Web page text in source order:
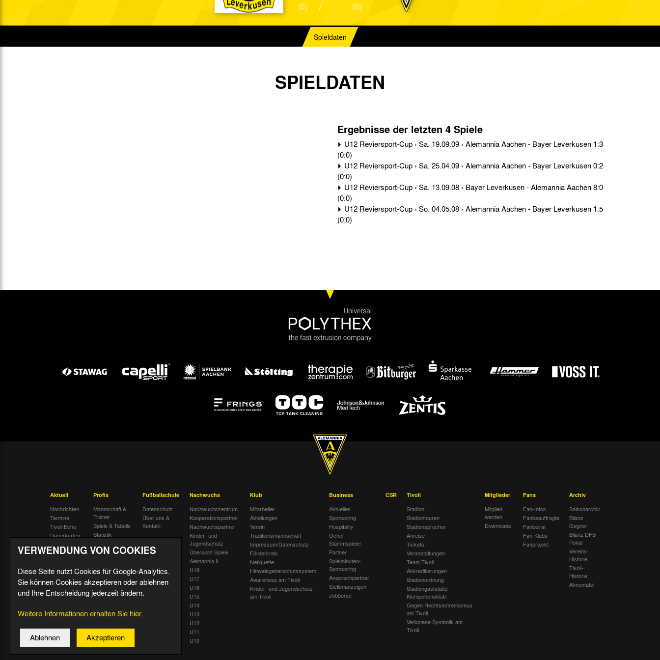
(0) (0)
Spieldaten
SPIELDATEN
Ergebnisse der letzten 4 Spiele
(0:0)
(0:0)
(0:0)
(0:0)
Aktuell
Nachrichten
Termine
Tivoli Echo
Dauerkarten-
Radiostream
Profis
Mannschaft &
Trainer
Spiele & Tabelle
Statistik
Geburtstage
Fußballschule
Datenschutz
Über uns &
Kontakt
Nachwuchs
Nachwuchszentrum
Kooperationspartner
Nachwuchspartner
Kinder- und
Jugendschutz
Übersicht Spiele
Alemannia II
U19
U17
U16
U15
U14
U13
U12
U11
U10
Klub
Mitarbeiter
Abteilungen
Verein
Traditionsmannschaft
Impressum/Datenschutz
Förderkreis
Netiquette
Hinweisgeberschutzsystem
Awareness am Tivoli
Kinder- und Jugendschutz
am Tivoli
Business
Aktuelles
Sponsoring
Hospitality
Öcher
Stammspieler
Partner
Spielminuten-
Sponsoring
Ansprechpartner
Stellenanzeigen
Jobbörse
CSR
Tivoli
Stadion
Stadiontouren
Stadionsprecher
Anreise
Tickets
Veranstaltungen
Team Tivoli
Akkreditierungen
Stadionordnung
Stadiongaststätte
Klömpchensklub
Gegen Rechtsextremismus
am Tivoli
Verbotene Symbolik am
Tivoli
Mitglieder
Mitglied
werden
Downloads
Fans
Fan-Infos
Fanbeauftragte
Fanbeirat
Fan-Klubs
Fanprojekt
Archiv
Saisonarchiv
Bilanz
Gegner
Bilanz DFB-
Pokal
Vereins-
Historie
Tivoli-
Historie
Ahnentafel
VERWENDUNG VON COOKIES
Diese Seite nutzt Cookies für Google-Analytics.
Sie können Cookies akzeptieren oder ablehnen
und Ihre Entscheidung jederzeit ändern.
Weitere Informationen erhalten Sie hier.
Ablehnen Akzeptieren